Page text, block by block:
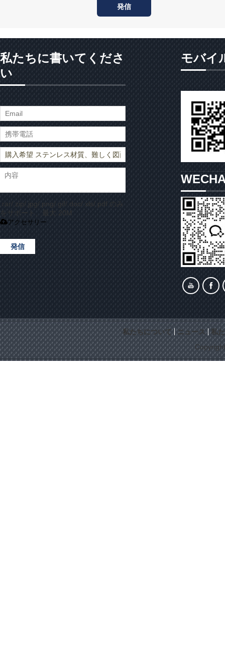
発信
私たちに書いてくださ
い
.rar/.zip/.jpg/.png/.gif/.doc/.xls/.pdf のみ
をサポート、最大 20M
アクセサリー
発信
モバイ
私たちについて ニュース
私